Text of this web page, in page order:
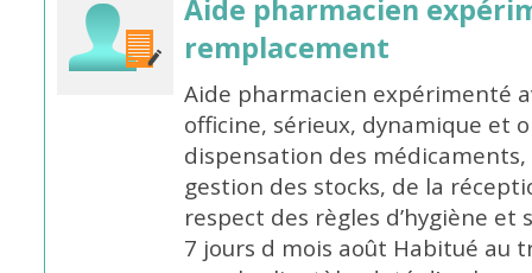
Aide pharmacien
remplacement
Aide pharmacien expérimenté
officine, sérieux, dynamique et
dispensation des
gestion des stocks, de la
respect des règles d’hygiène
7 jours d mois août Habitué au